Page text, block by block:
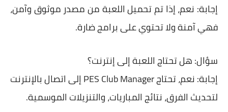
إجابة: نعم، إذا تم تحميل اللعبة من مصدر موثوق وآمن،
فهي آمنة ولا تحتوي على برامج ضارة.
سؤال:هل تحتاج اللعبة إلى إنترنت؟
إجابة: نعم، تحتاج PES Club Manager إلى
اتصال بالإنترنت
لتحديث الفرق، نتائج المباريات، والتنزيلات الموسمية.